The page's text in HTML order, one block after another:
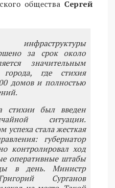
общества Сергей
инфраструктуры
за срок около
значительным
где стихия
домов и полностью
стихии был введен
ситуации.
стала жесткая
губернатор
контролировал ход
оперативные штабы
в день. Министр
Сурганов